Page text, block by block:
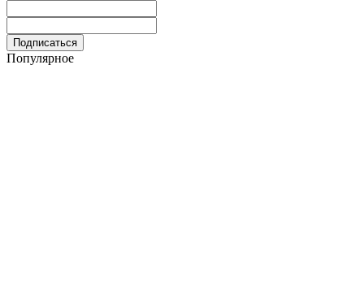
Популярное